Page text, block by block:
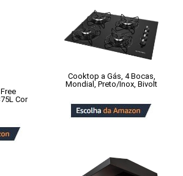
Cor
Cooktop a Gás, 4 Bocas,
Mondial, Preto/Inox, Bivolt